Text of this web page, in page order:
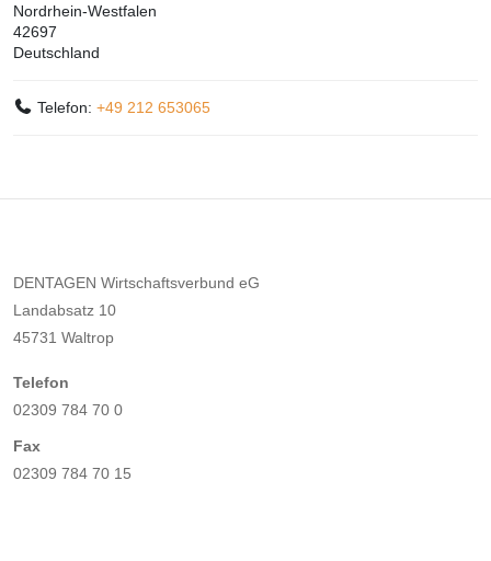
Nordrhein-Westfalen
42697
Deutschland
Telefon:+49 212 653065
DENTAGEN Wirtschaftsverbund eG
Landabsatz 10
45731 Waltrop
Telefon
02309 784 70 0
Fax
02309 784 70 15